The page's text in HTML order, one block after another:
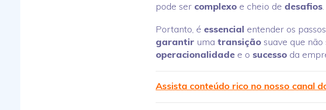
pode ser complexo e cheio de desafios.
Portanto, é essencial entender os
garantir uma transição suave que
operacionalidade e o sucesso da
Assista conteúdo rico no nosso canal